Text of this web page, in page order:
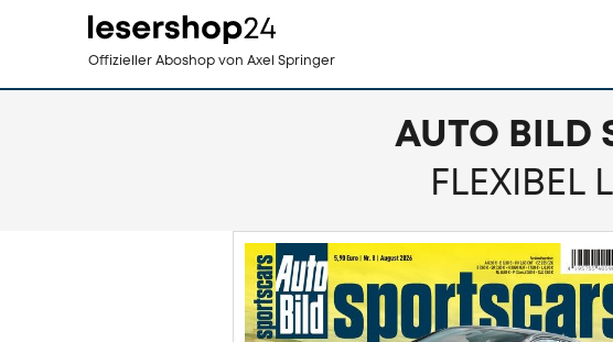
zum
Offizieller Aboshop von Axel Springer
AUTO BILD
FLEXIBEL